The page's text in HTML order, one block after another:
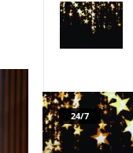
24/7